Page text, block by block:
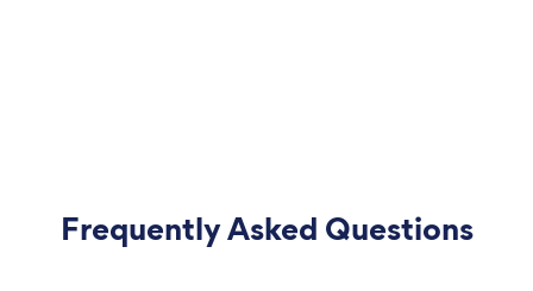
Frequently Asked Questions